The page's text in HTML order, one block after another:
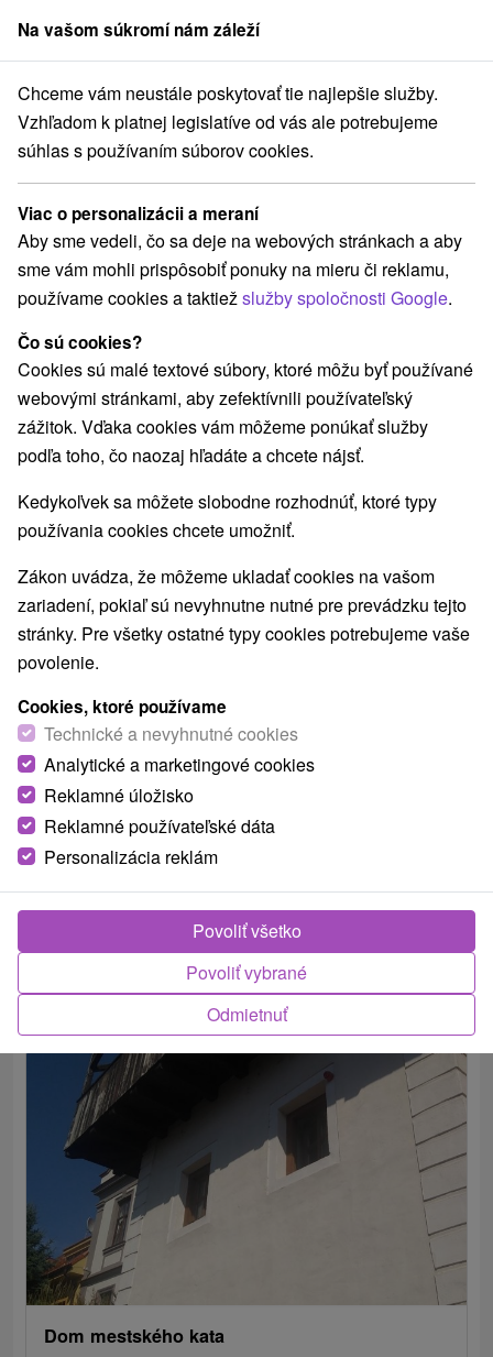
člen skupinySorger
atrakcie Západné Slovensko Trenčiansky kraj Trenčín
Turistické atrakcie v Trenčíne a v
okolí
Kategórie
Všetky kategórie
Turistické atrakcie(2)
Múzeá a galérie
Atrakcie pre deti(5) Aquaparky, kúpaliská(1)
Detské centrá a mestečká(1) Laserarény a paintball
Hrady, zámky, zrúcaniny(1) Divadlá (1)
Golfové ihriská(1) Motokárové dráhy(1)
Fontána vodníka Valentína
Trenčiansky kraj -
Jedinečná fontána sa nachádza na Štúrovom námestí v
pravidelných intervaloch...
ZOBRAZIŤ
Dom mestského kata
Na vašom súkromí nám záleží
Chceme vám neustále poskytovať tie najlepšie služby.
Vzhľadom k platnej legislatíve od vás ale potrebujeme
súhlas s používaním súborov cookies.
Viac o personalizácii a meraní
Aby sme vedeli, čo sa deje na webových stránkach a aby
sme vám mohli prispôsobiť ponuky na mieru či reklamu,
používame cookies a taktiežslužby spoločnosti Google.
Čo sú cookies?
Cookies sú malé textové súbory, ktoré môžu byť používané
webovými stránkami, aby zefektívnili používateľský
zážitok. Vďaka cookies vám môžeme ponúkať služby
podľa toho, čo naozaj hľadáte a chcete nájsť.
Kedykoľvek sa môžete slobodne rozhodnúť, ktoré typy
používania cookies chcete umožniť.
Zákon uvádza, že môžeme ukladať cookies na vašom
zariadení, pokiaľ sú nevyhnutne nutné pre prevádzku tejto
stránky. Pre všetky ostatné typy cookies potrebujeme vaše
povolenie.
Cookies, ktoré používame
Technické a nevyhnutné cookies
Analytické a marketingové cookies
Reklamné úložisko
Reklamné používateľské dáta
Personalizácia reklám
Odmietnuť
Povoliť vybrané
Povoliť všetko